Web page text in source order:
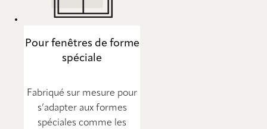
Pour fenêtres de forme
spéciale
Fabriqué sur mesure pour
s’adapter aux formes
spéciales comme les